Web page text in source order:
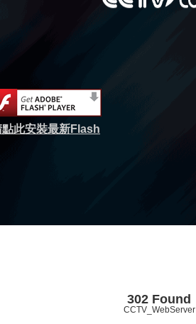
點此安裝最新Flash
302 Found
CCTV_WebServer